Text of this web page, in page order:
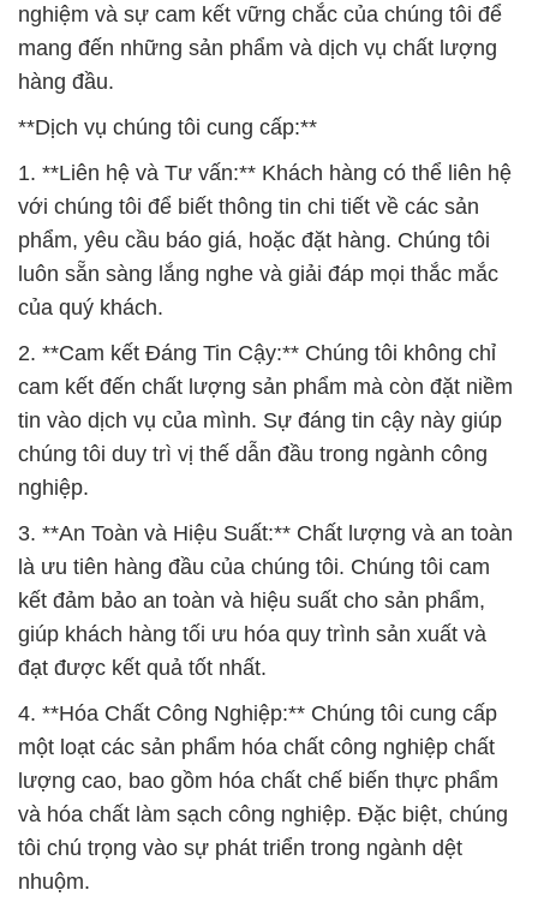
nghiệm và sự cam kết vững chắc của chúng tôi để
mang đến những sản phẩm và dịch vụ chất lượng
hàng đầu.
**Dịch vụ chúng tôi cung cấp:**
1. **Liên hệ và Tư vấn:** Khách hàng có thể liên hệ
với chúng tôi để biết thông tin chi tiết về các sản
phẩm, yêu cầu báo giá, hoặc đặt hàng. Chúng tôi
luôn sẵn sàng lắng nghe và giải đáp mọi thắc mắc
của quý khách.
2. **Cam kết Đáng Tin Cậy:** Chúng tôi không chỉ
cam kết đến chất lượng sản phẩm mà còn đặt niềm
tin vào dịch vụ của mình. Sự đáng tin cậy này giúp
chúng tôi duy trì vị thế dẫn đầu trong ngành công
nghiệp.
3. **An Toàn và Hiệu Suất:** Chất lượng và an toàn
là ưu tiên hàng đầu của chúng tôi. Chúng tôi cam
kết đảm bảo an toàn và hiệu suất cho sản phẩm,
giúp khách hàng tối ưu hóa quy trình sản xuất và
đạt được kết quả tốt nhất.
4. **Hóa Chất Công Nghiệp:** Chúng tôi cung cấp
một loạt các sản phẩm hóa chất công nghiệp chất
lượng cao, bao gồm hóa chất chế biến thực phẩm
và hóa chất làm sạch công nghiệp. Đặc biệt, chúng
tôi chú trọng vào sự phát triển trong ngành dệt
nhuộm.